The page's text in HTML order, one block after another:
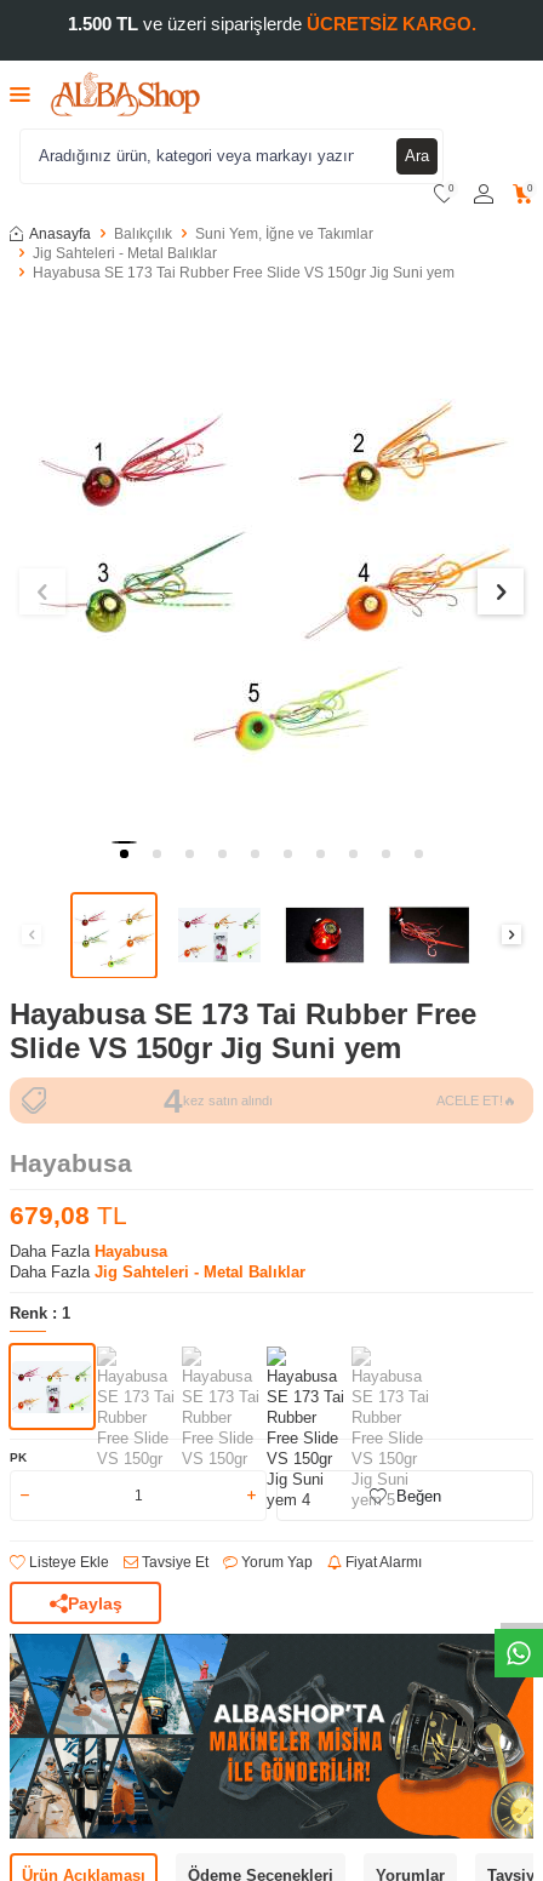
1.500 TLve üzeri siparişlerde ÜCRETSİZ KARGO.
Ara
0 0
Anasayfa Balıkçılık
Suni Yem, İğne ve Takımlar
Jig Sahteleri - Metal Balıklar
Hayabusa SE 173 Tai Rubber Free Slide VS 150gr Jig Suni yem
Hayabusa SE 173 Tai Rubber Free
Slide VS 150gr Jig Suni yem
4 kez satın alındı
35kez görüntülendi ACELE ET!🔥
Hayabusa
679,08 TL
Daha Fazla Hayabusa
Daha Fazla Jig Sahteleri - Metal Balıklar
Renk : 1
PK
Beğen
Listeye Ekle Tavsiye Et Yorum Yap Fiyat Alarmı
Paylaş
Ürün Açıklaması Ödeme Seçenekleri Yorumlar